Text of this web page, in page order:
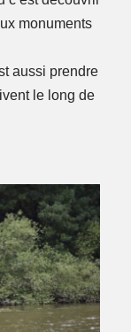
monuments
aussi prendre
le long de